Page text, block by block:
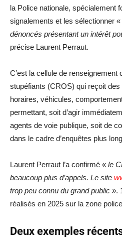
la Police nationale, spécialement
signalements et les sélectionner «
dénoncés présentant un intérêt
précise Laurent Perraut.
C’est la cellule de renseignement
stupéfiants (CROS) qui reçoit
horaires, véhicules,
permettant, soit d’agir
agents de voie publique, soit de
dans le cadre d’enquêtes plus
Laurent Perraut l’a confirmé « le
beaucoup plus d’appels. Le site
trop peu connu du grand public ».
réalisés en 2025 sur la zone
Deux exemples